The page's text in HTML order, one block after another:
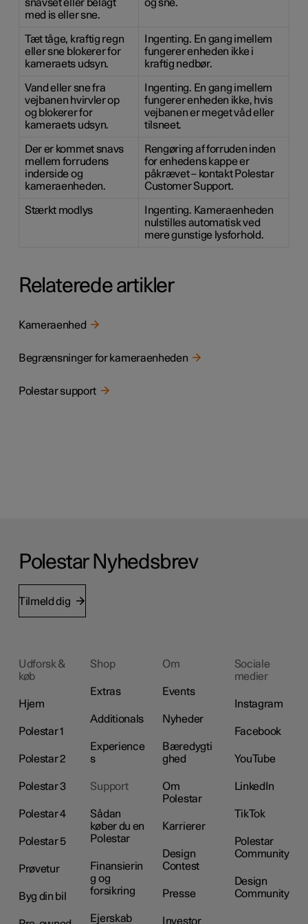
snavset eller belagt
med is eller sne.
og sne.
Tæt tåge, kraftig regn
eller sne blokerer for
kameraets udsyn.
Ingenting. En gang imellem
fungerer enheden ikke i
kraftig nedbør.
Vand eller sne fra
vejbanen hvirvler op
og blokerer for
kameraets udsyn.
Ingenting. En gang imellem
fungerer enheden ikke, hvis
vejbanen er meget våd eller
tilsneet.
Der er kommet snavs
mellem forrudens
inderside og
kameraenheden.
Rengøring af forruden inden
for enhedens kappe er
påkrævet – kontakt Polestar
Customer Support.
Stærkt modlys
Ingenting. Kameraenheden
nulstilles automatisk ved
mere gunstige lysforhold.
Relaterede artikler
Kameraenhed
Begrænsninger for kameraenheden
Polestar support
Polestar Nyhedsbrev
Tilmeld dig
Udforsk &
køb
Hjem
Polestar 1
Polestar 2
Polestar 3
Polestar 4
Polestar 5
Prøvetur
Byg din bil
Shop
Extras
Additionals
Experience
s
Support
Sådan
køber du en
Polestar
Finansierin
g og
forsikring
Ejerskab
Om
Events
Nyheder
Bæredygti
ghed
Om
Polestar
Karrierer
Design
Contest
Presse
Investor
Sociale
medier
Instagram
Facebook
YouTube
LinkedIn
TikTok
Polestar
Community
Design
Community